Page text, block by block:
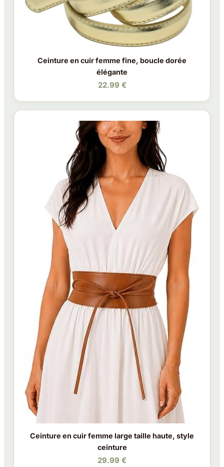
Ceinture en cuir femme fine, boucle dorée
élégante
22.99 €
Ceinture en cuir femme large taille haute, style
ceinture
29.99 €